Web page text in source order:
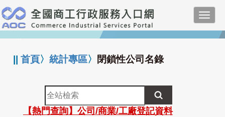
跳
到
主
要
:::
||首頁〉統計專區〉 閉鎖性公司名錄
全
站
檢
【熱門查詢】公司/商業/工廠登記資料